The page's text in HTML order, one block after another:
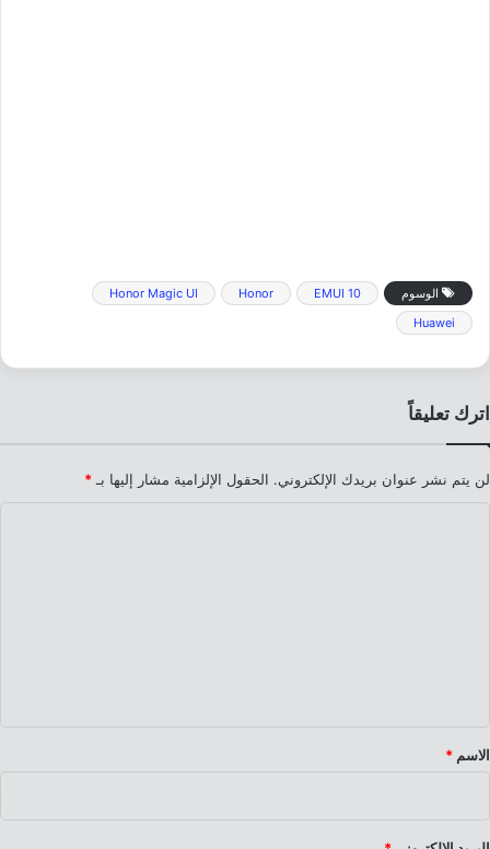
الوسوم EMUI 10
Honor
Honor Magic UI
Huawei
اترك تعليقاً
لن يتم نشر عنوان بريدك الإلكتروني. الحقول الإلزامية مشار إليها بـ *
*
الاسم *